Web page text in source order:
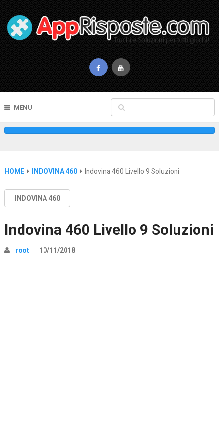
MENU
HOME INDOVINA 460 Indovina 460 Livello 9 Soluzioni
INDOVINA 460
Indovina 460 Livello 9 Soluzioni
root 10/11/2018